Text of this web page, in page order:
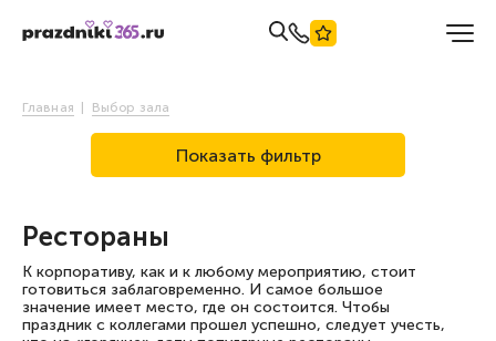
Показать фильтр
Главная Выбор зала
Рестораны
К корпоративу, как и к любому мероприятию, стоит
готовиться заблаговременно. И самое большое
значение имеет место, где он состоится. Чтобы
праздник с коллегами прошел успешно, следует учесть,